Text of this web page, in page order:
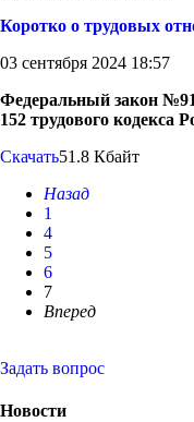
Коротко о трудовых
03 сентября 2024 18:57
Федеральный закон
152 трудового кодекса
Скачать51.8 Кбайт
Назад
1
4
5
6
7
Вперед
Задать вопрос
Новости